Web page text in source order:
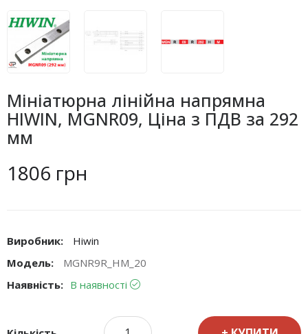
Мініатюрна лінійна напрямна
HIWIN, MGNR09, Ціна з ПДВ за 292
мм
1806 грн
Виробник:
Hiwin
Модель:
MGNR9R_HM_20
Наявність: В наявності